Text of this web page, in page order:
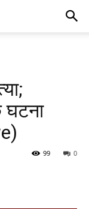
घटना
0
99